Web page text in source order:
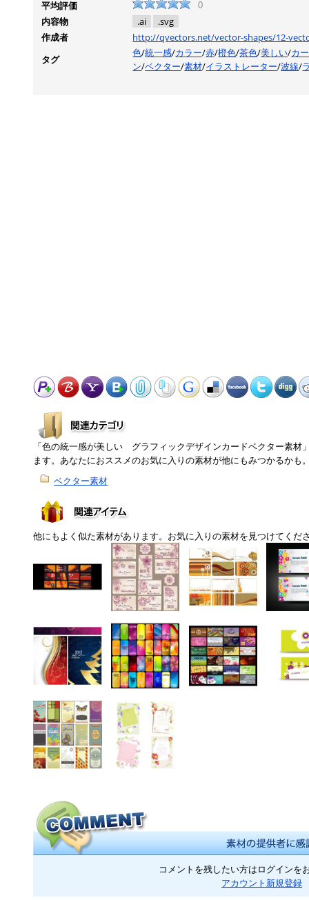
平均評価
0
内容物 .ai
.svg
作成者
http://qvectors.net/vector-shapes/12-
タグ
色/統一感/カラー/赤/橙色/茶色/美しい/カ
ン/ベクター/素材/イラストレーター/波線/
「色の統一感が美しい グラフィックデザインカードベクター素材
ます。あなたにおススメのお気に入りの素材が他にもみつかるかも
ベクター素材
他にもよく似た素材があります。お気に入りの素材を見つけてくだ
コメントを残したい方はログインを
アカウント新規登録